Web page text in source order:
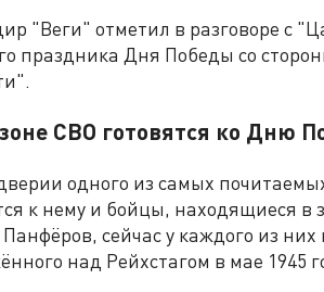
"Веги" отметил в разговоре с
праздника Дня Победы со
СВО готовятся ко Дню
одного из самых
к нему и бойцы, находящиеся
сейчас у каждого из
над Рейхстагом в мае 1945